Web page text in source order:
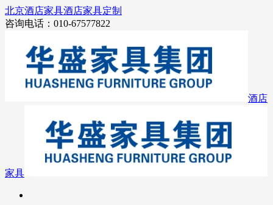
北京酒店家具酒店家具定制
咨询电话：010-67577822
酒店
家具